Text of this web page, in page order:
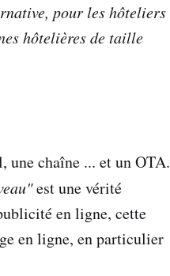
pour les hôteliers
hôtelières de taille
une chaîne ... et un OTA.
est une vérité
en ligne, cette
en ligne, en particulier